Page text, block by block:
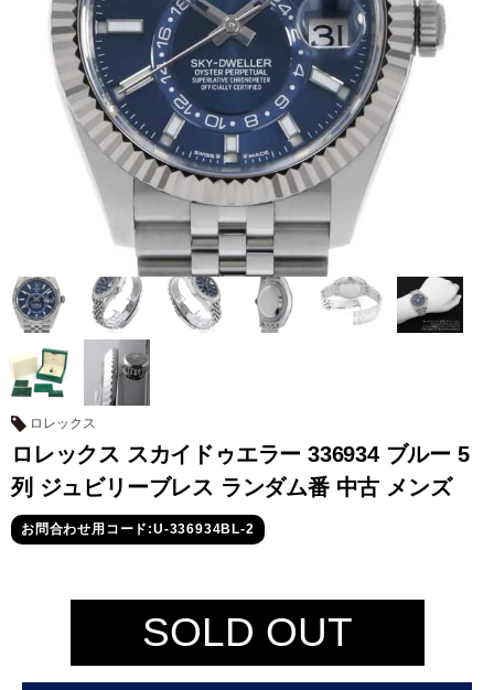
オーデマピゲ ウブロ カルティエ
グランド
セイコー
コンスタンタン
ロレックス
ロレックス スカイドゥエラー 336934 ブルー 5
列 ジュビリーブレス ランダム番 中古 メンズ
お問合わせ用コード:U-336934BL-2
SOLD OUT